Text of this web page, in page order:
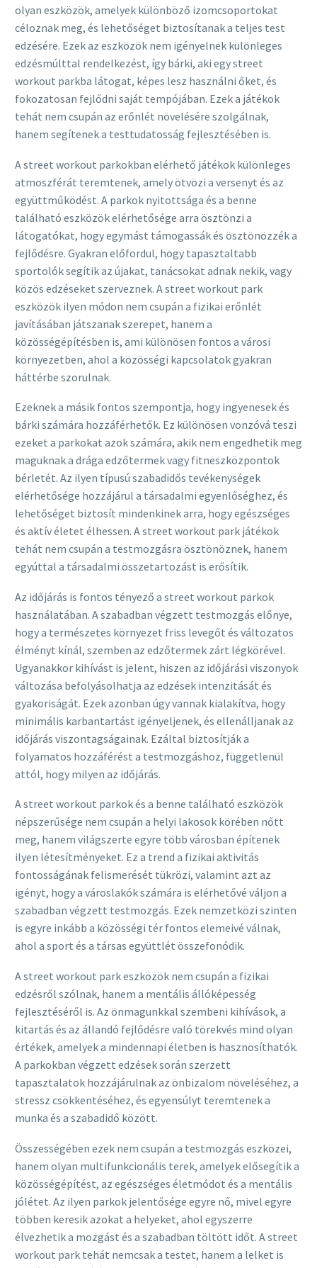
olyan eszközök, amelyek különböző izomcsoportokat
céloznak meg, és lehetőséget biztosítanak a teljes test
edzésére. Ezek az eszközök nem igényelnek különleges
edzésmúlttal rendelkezést, így bárki, aki egy street
workout parkba látogat, képes lesz használni őket, és
fokozatosan fejlődni saját tempójában. Ezek a játékok
tehát nem csupán az erőnlét növelésére szolgálnak,
hanem segítenek a testtudatosság fejlesztésében is.
A street workout parkokban elérhető játékok különleges
atmoszférát teremtenek, amely ötvözi a versenyt és az
együttműködést. A parkok nyitottsága és a benne
található eszközök elérhetősége arra ösztönzi a
látogatókat, hogy egymást támogassák és ösztönözzék a
fejlődésre. Gyakran előfordul, hogy tapasztaltabb
sportolók segítik az újakat, tanácsokat adnak nekik, vagy
közös edzéseket szerveznek. A street workout park
eszközök ilyen módon nem csupán a fizikai erőnlét
javításában játszanak szerepet, hanem a
közösségépítésben is, ami különösen fontos a városi
környezetben, ahol a közösségi kapcsolatok gyakran
háttérbe szorulnak.
Ezeknek a másik fontos szempontja, hogy ingyenesek és
bárki számára hozzáférhetők. Ez különösen vonzóvá teszi
ezeket a parkokat azok számára, akik nem engedhetik meg
maguknak a drága edzőtermek vagy fitneszközpontok
bérletét. Az ilyen típusú szabadidős tevékenységek
elérhetősége hozzájárul a társadalmi egyenlőséghez, és
lehetőséget biztosít mindenkinek arra, hogy egészséges
és aktív életet élhessen. A street workout park játékok
tehát nem csupán a testmozgásra ösztönöznek, hanem
egyúttal a társadalmi összetartozást is erősítik.
Az időjárás is fontos tényező a street workout parkok
használatában. A szabadban végzett testmozgás előnye,
hogy a természetes környezet friss levegőt és változatos
élményt kínál, szemben az edzőtermek zárt légkörével.
Ugyanakkor kihívást is jelent, hiszen az időjárási viszonyok
változása befolyásolhatja az edzések intenzitását és
gyakoriságát. Ezek azonban úgy vannak kialakítva, hogy
minimális karbantartást igényeljenek, és ellenálljanak az
időjárás viszontagságainak. Ezáltal biztosítják a
folyamatos hozzáférést a testmozgáshoz, függetlenül
attól, hogy milyen az időjárás.
A street workout parkok és a benne található eszközök
népszerűsége nem csupán a helyi lakosok körében nőtt
meg, hanem világszerte egyre több városban építenek
ilyen létesítményeket. Ez a trend a fizikai aktivitás
fontosságának felismerését tükrözi, valamint azt az
igényt, hogy a városlakók számára is elérhetővé váljon a
szabadban végzett testmozgás. Ezek nemzetközi szinten
is egyre inkább a közösségi tér fontos elemeivé válnak,
ahol a sport és a társas együttlét összefonódik.
A street workout park eszközök nem csupán a fizikai
edzésről szólnak, hanem a mentális állóképesség
fejlesztéséről is. Az önmagunkkal szembeni kihívások, a
kitartás és az állandó fejlődésre való törekvés mind olyan
értékek, amelyek a mindennapi életben is hasznosíthatók.
A parkokban végzett edzések során szerzett
tapasztalatok hozzájárulnak az önbizalom növeléséhez, a
stressz csökkentéséhez, és egyensúlyt teremtenek a
munka és a szabadidő között.
Összességében ezek nem csupán a testmozgás eszközei,
hanem olyan multifunkcionális terek, amelyek elősegítik a
közösségépítést, az egészséges életmódot és a mentális
jólétet. Az ilyen parkok jelentősége egyre nő, mivel egyre
többen keresik azokat a helyeket, ahol egyszerre
élvezhetik a mozgást és a szabadban töltött időt. A street
workout park tehát nemcsak a testet, hanem a lelket is